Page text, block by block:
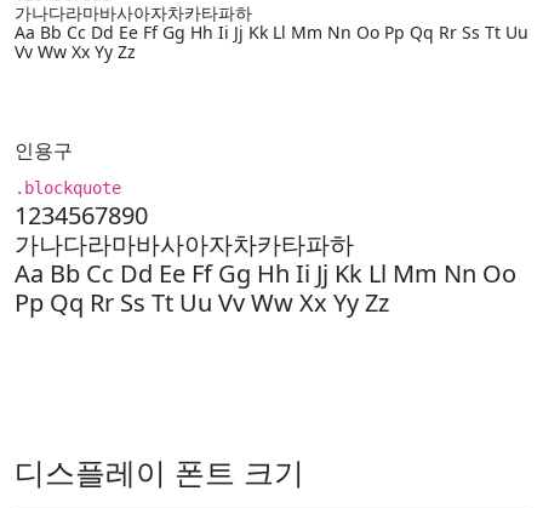
가나다라마바사아자차카타파하
Aa Bb Cc Dd Ee Ff Gg Hh Ii Jj Kk Ll Mm Nn Oo Pp Qq Rr Ss Tt Uu
Vv Ww Xx Yy Zz
인용구
.blockquote
1234567890
가나다라마바사아자차카타파하
Aa Bb Cc Dd Ee Ff Gg Hh Ii Jj Kk Ll Mm Nn Oo
Pp Qq Rr Ss Tt Uu Vv Ww Xx Yy Zz
디스플레이 폰트 크기